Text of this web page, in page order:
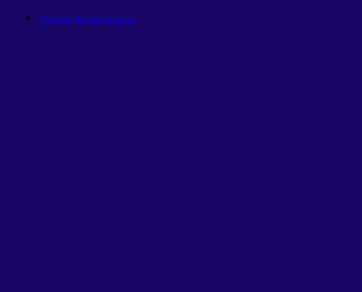
Carteiras Recomendadas